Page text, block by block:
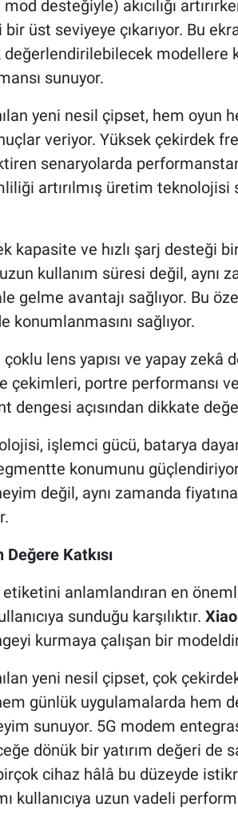
desteğiyle) akıcılığı
üst seviyeye çıkarıyor. Bu
modellere
sunuyor.
yeni nesil çipset, hem oyun
veriyor. Yüksek çekirdek
senaryolarda
artırılmış üretim teknolojisi
kapasite ve hızlı şarj desteği
kullanım süresi değil, aynı
gelme avantajı sağlıyor. Bu
konumlanmasını sağlıyor.
lens yapısı ve yapay zekâ
çekimleri, portre performansı
dengesi açısından dikkate
işlemci gücü, batarya
konumunu güçlendiriyor.
değil, aynı zamanda
Katkısı
anlamlandıran en
sunduğu karşılıktır.
kurmaya çalışan bir
yeni nesil çipset, çok
günlük uygulamalarda hem
sunuyor. 5G modem
dönük bir yatırım değeri de
cihaz hâlâ bu düzeyde
kullanıcıya uzun vadeli